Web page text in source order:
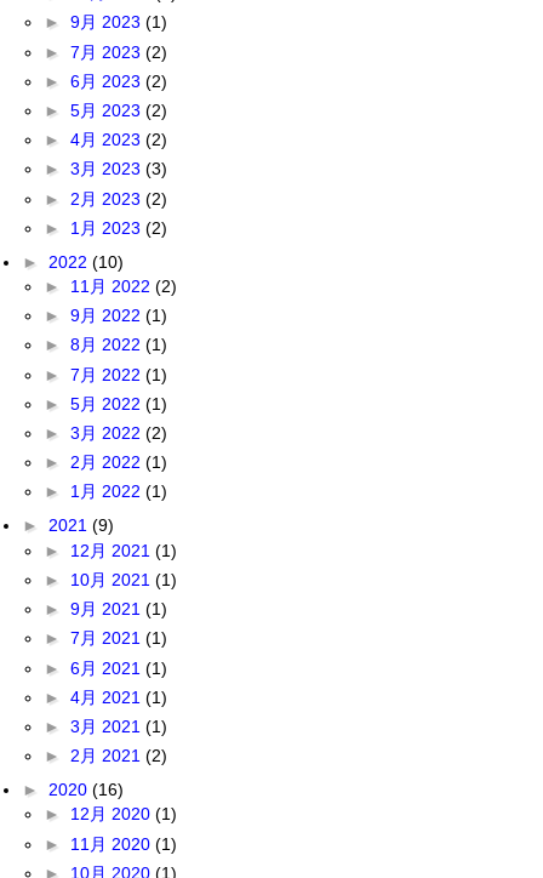
► 9月 2023 (1)
► 7月 2023 (2)
► 6月 2023 (2)
► 5月 2023 (2)
► 4月 2023 (2)
► 3月 2023 (3)
► 2月 2023 (2)
► 1月 2023 (2)
► 2022 (10)
► 11月 2022 (2)
► 9月 2022 (1)
► 8月 2022 (1)
► 7月 2022 (1)
► 5月 2022 (1)
► 3月 2022 (2)
► 2月 2022 (1)
► 1月 2022 (1)
► 2021 (9)
► 12月 2021 (1)
► 10月 2021 (1)
► 9月 2021 (1)
► 7月 2021 (1)
► 6月 2021 (1)
► 4月 2021 (1)
► 3月 2021 (1)
► 2月 2021 (2)
► 2020 (16)
► 12月 2020 (1)
► 11月 2020 (1)
► 10月 2020 (1)